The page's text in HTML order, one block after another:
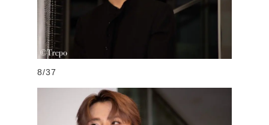
8/37